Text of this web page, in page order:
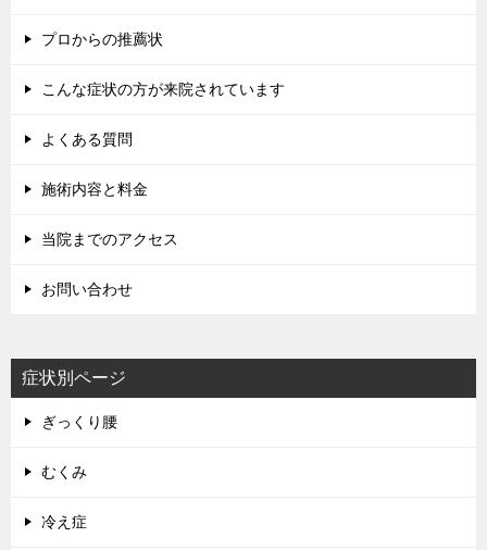
プロからの推薦状
こんな症状の方が来院されています
よくある質問
施術内容と料金
当院までのアクセス
お問い合わせ
症状別ページ
ぎっくり腰
むくみ
冷え症